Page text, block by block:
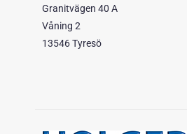
Granitvägen 40 A
Våning 2
13546 Tyresö